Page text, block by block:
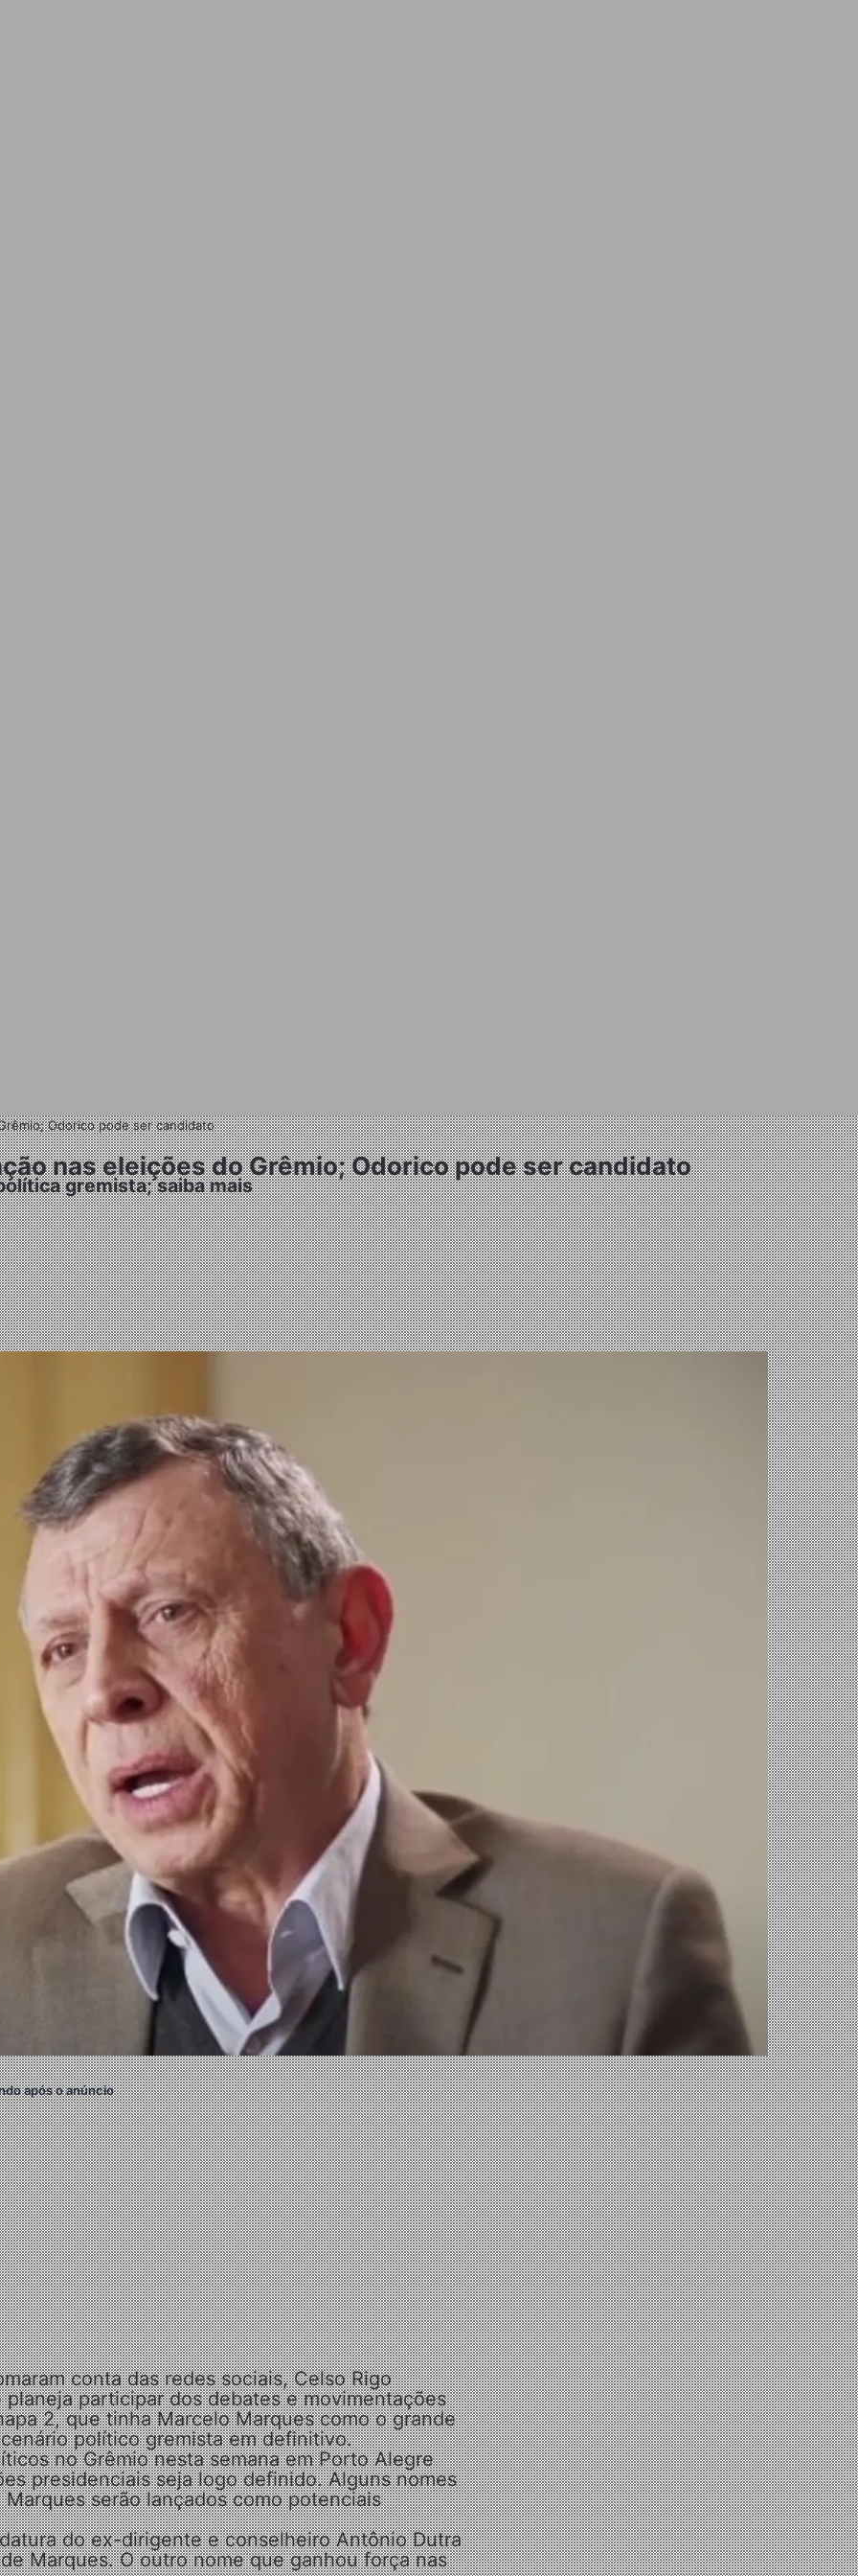
Odorico pode ser candidato
nas eleições do Grêmio; Odorico pode ser candidato
gremista; saiba mais
após o anúncio
conta das redes sociais, Celso Rigo
participar dos debates e movimentações
2, que tinha Marcelo Marques como o grande
político gremista em definitivo.
no Grêmio nesta semana em Porto Alegre
presidenciais seja logo definido. Alguns nomes
serão lançados como potenciais
do ex-dirigente e conselheiro Antônio Dutra
Marques. O outro nome que ganhou força nas